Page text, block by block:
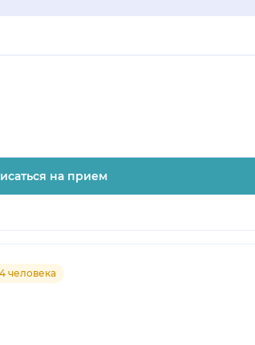
на прием
человека